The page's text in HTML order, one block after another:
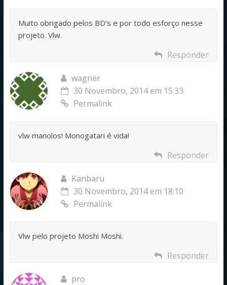
Muito obrigado pelos BD’s e por todo esforço nesse
projeto. Vlw.
Responder
wagner
30 Novembro, 2014 em 15:33
Permalink
vlw manolos! Monogatari é vida!
Responder
Kanbaru
30 Novembro, 2014 em 18:10
Permalink
Vlw pelo projeto Moshi Moshi.
Responder
pro